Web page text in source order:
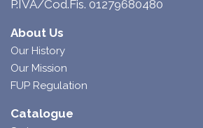
P.IVA/Cod.Fis. 01279680480
About Us
Our History
Our Mission
FUP Regulation
Catalogue